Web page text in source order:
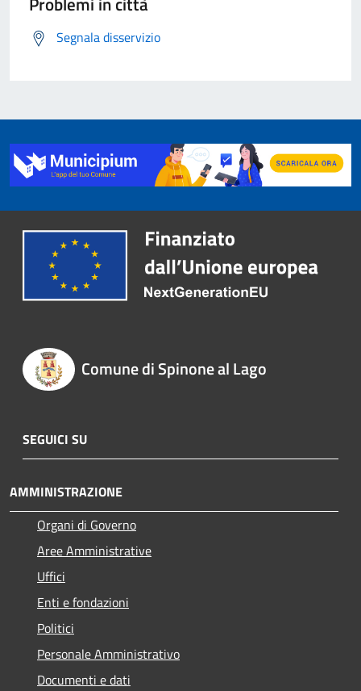
Segnala disservizio
Comune di Spinone al Lago
SEGUICI SU
AMMINISTRAZIONE
Organi di Governo
Aree Amministrative
Uffici
Enti e fondazioni
Politici
Personale Amministrativo
Documenti e dati